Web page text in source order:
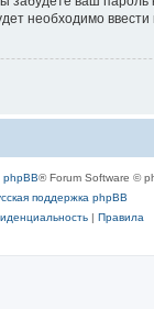
необходимо
phpBB® Forum Software ©
поддержка phpBB
| Правила